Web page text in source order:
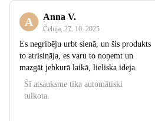
A Anna V.
Čehija 27. 10. 2025
Es negribēju urbt sienā, un šis produkts
to atrisināja, es varu to noņemt un
mazgāt jebkurā laikā, lieliska ideja.
Šī atsauksme tika automātiski
tulkota.